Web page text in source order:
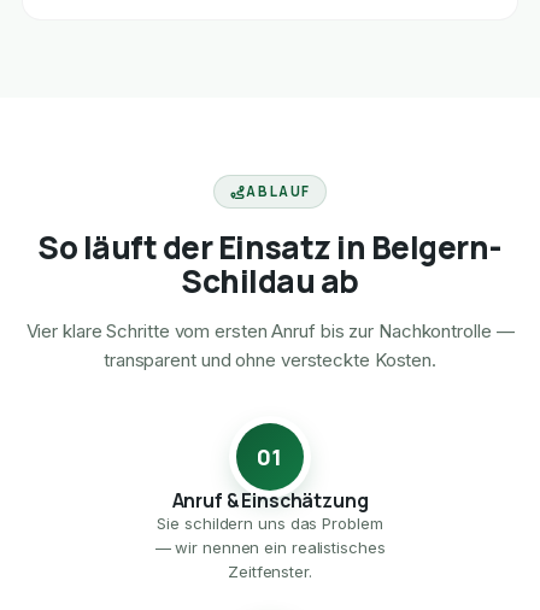
ABLAUF
So läuft der Einsatz in Belgern-
Schildau ab
Vier klare Schritte vom ersten Anruf bis zur Nachkontrolle —
transparent und ohne versteckte Kosten.
01
Anruf & Einschätzung
Sie schildern uns das Problem
— wir nennen ein realistisches
Zeitfenster.